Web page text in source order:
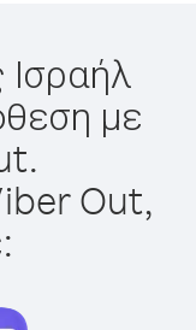
Ισραήλ
με
Out,